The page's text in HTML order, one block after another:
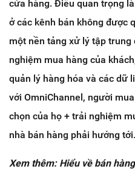
cửa hàng. Điều quan trọng
ở các kênh bán không được
một nền tảng xử lý tập trung
nghiệm mua hàng của
quản lý hàng hóa và các dữ
với OmniChannel, người
chọn của họ + trải nghiệm
nhà bán hàng phải hướng tới.
Xem thêm: Hiểu về bán